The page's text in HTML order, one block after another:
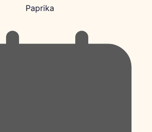
Paprika